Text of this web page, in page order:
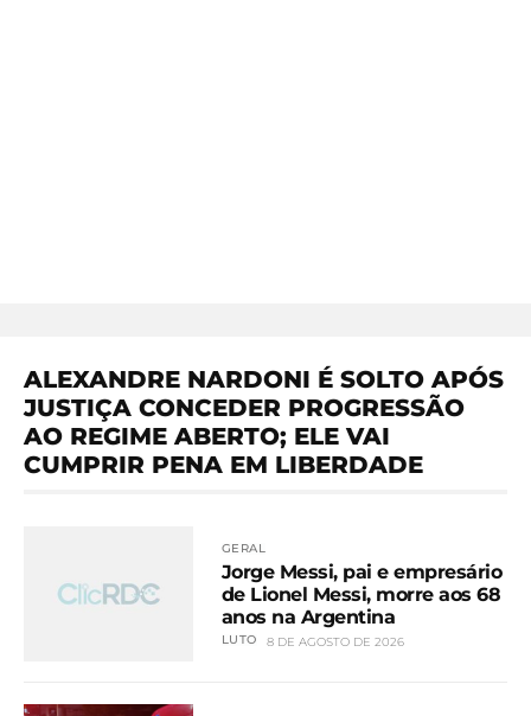
ALEXANDRE NARDONI É SOLTO APÓS
JUSTIÇA CONCEDER PROGRESSÃO
AO REGIME ABERTO; ELE VAI
CUMPRIR PENA EM LIBERDADE
GERAL
Jorge Messi, pai e empresário
de Lionel Messi, morre aos 68
anos na Argentina
LUTO 8 DE AGOSTO DE 2026